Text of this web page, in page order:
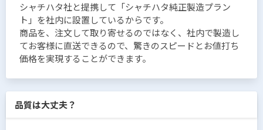
シャチハタ社と提携して「シャチハタ純正製造プラン
ト」を社内に設置しているからです。
商品を、注文して取り寄せるのではなく、社内で製造し
てお客様に直送できるので、驚きのスピードとお値打ち
価格を実現することができます。
品質は大丈夫？